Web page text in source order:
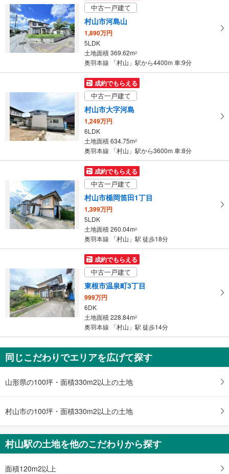
ジ
に
保
存
す
中古一戸建て
村山市河島山
1,890万円
5LDK
土地面積 369.62m2
奥羽本線 「村山」駅から4400m 車:9分
成約でもらえる
中古一戸建て
村山市大字河島
1,249万円
6LDK
土地面積 634.75m2
奥羽本線 「村山」駅から3600m 車:8分
成約でもらえる
中古一戸建て
村山市楯岡笛田1丁目
1,399万円
5LDK
土地面積 260.04m2
奥羽本線 「村山」駅 徒歩18分
成約でもらえる
中古一戸建て
東根市温泉町3丁目
999万円
6DK
土地面積 228.84m2
奥羽本線 「村山」駅 徒歩14分
同じこだわりでエリアを広げて探す
山形県の100坪・面積330m2以上の土地
村山市の100坪・面積330m2以上の土地
村山駅の土地を他のこだわりから探す
面積120m2以上